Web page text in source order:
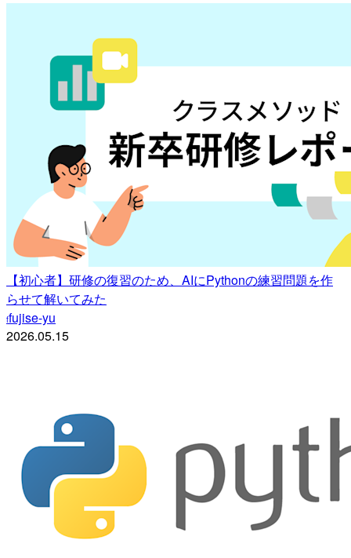
【初心者】研修の復習のため、AIにPythonの練習問題を作
らせて解いてみた
ffujise-yu
2026.05.15